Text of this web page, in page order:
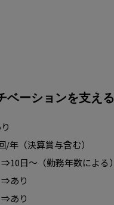
ベーションを支える
（決算賞与含む）
日～（勤務年数による）
あり
あり